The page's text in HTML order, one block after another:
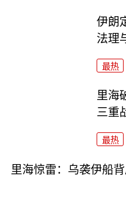
伊朗
法理
最热
里海
三重
最热
里海惊雷：乌袭伊船